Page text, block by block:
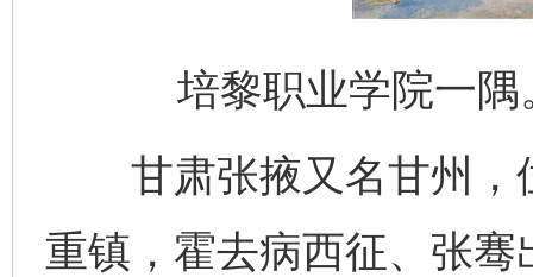
培黎职业学院一
甘肃张掖又名甘州，
重镇，霍去病西征、张